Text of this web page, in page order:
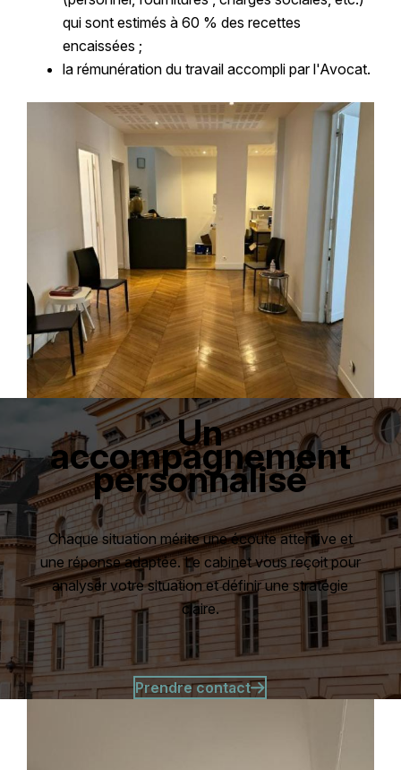
qui sont estimés à 60 % des recettes
encaissées ;
la rémunération du travail accompli par l'Avocat.
Un
accompagnement
personnalisé
Chaque situation mérite une écoute attentive et
une réponse adaptée. Le cabinet vous reçoit pour
analyser votre situation et définir une stratégie
claire.
Prendre contact